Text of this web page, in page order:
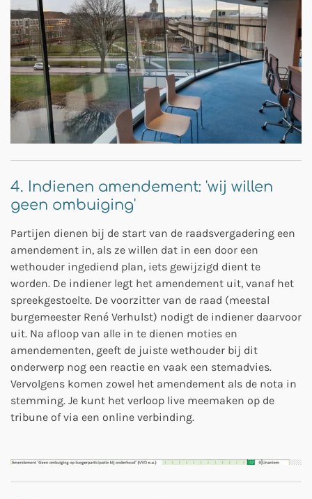
4. Indienen amendement: 'wij willen
geen ombuiging'
Partijen dienen bij de start van de raadsvergadering een
amendement in, als ze willen dat in een door een
wethouder ingediend plan, iets gewijzigd dient te
worden. De indiener legt het amendement uit, vanaf het
spreekgestoelte. De voorzitter van de raad (meestal
burgemeester René Verhulst) nodigt de indiener daarvoor
uit. Na afloop van alle in te dienen moties en
amendementen, geeft de juiste wethouder bij dit
onderwerp nog een reactie en vaak een stemadvies.
Vervolgens komen zowel het amendement als de nota in
stemming. Je kunt het verloop live meemaken op de
tribune of via een online verbinding.